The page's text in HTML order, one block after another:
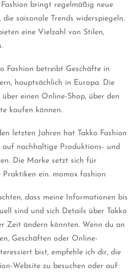
Fashion bringt regelmäßig neue
die saisonale Trends widerspiegeln.
eine Vielzahl von Stilen,
Fashion betreibt Geschäfte in
hauptsächlich in Europa. Die
einen Online-Shop, über den
kaufen können.
letzten Jahren hat Takko Fashion
auf nachhaltige Produktions- und
Die Marke setzt sich für
ein. momox fashion
dass meine Informationen bis
sind und sich Details über Takko
Zeit ändern könnten. Wenn du an
Geschäften oder Online-
bist, empfehle ich dir, die
Website zu besuchen oder auf